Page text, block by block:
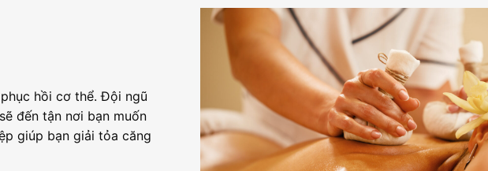
hồi cơ thể. Đội ngũ
đến tận nơi bạn muốn
giúp bạn giải tỏa căng